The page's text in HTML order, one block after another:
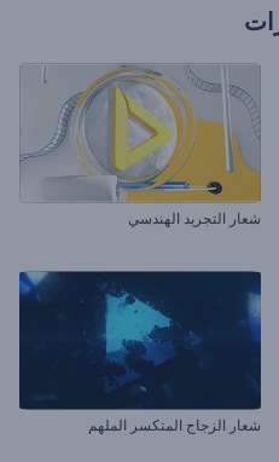
شعار التجريد الهندسي
شعار الزجاج المتكسر الملهم